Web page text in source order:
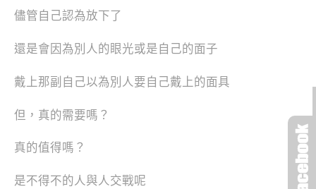
儘管自己認為放下了
還是會因為別人的眼光或是自己的面子
戴上那副自己以為別人要自己戴上的面具
但，真的需要嗎？
真的值得嗎？
是不得不的人與人交戰呢